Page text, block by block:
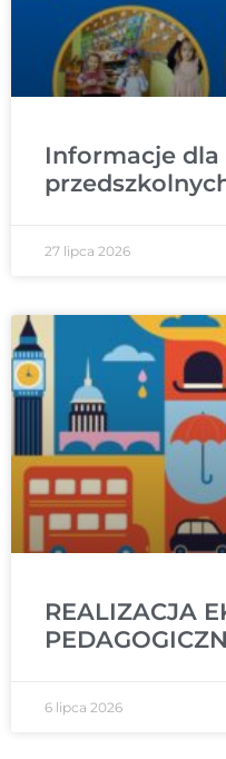
Informacje
27 lipca 2026
REALIZACJA
6 lipca 2026